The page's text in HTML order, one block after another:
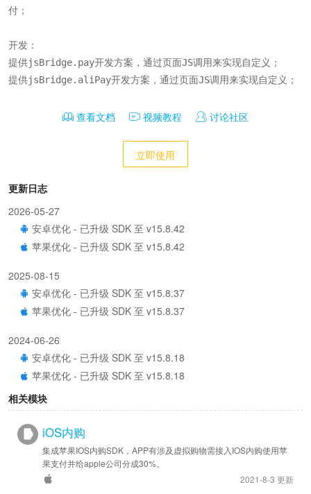
付；
开发：
提供jsBridge.pay开发方案，通过页面JS调用来实现自定义；
提供jsBridge.aliPay开发方案，通过页面JS调用来实现自定义；
查看文档 视频教程 讨论社区
立即使用
更新日志
2026-05-27
安卓优化 - 已升级 SDK 至 v15.8.42
苹果优化 - 已升级 SDK 至 v15.8.42
2025-08-15
安卓优化 - 已升级 SDK 至 v15.8.37
苹果优化 - 已升级 SDK 至 v15.8.37
2024-06-26
安卓优化 - 已升级 SDK 至 v15.8.18
苹果优化 - 已升级 SDK 至 v15.8.18
2023-06-26
安卓优化 - 已升级 SDK 至 v15.8.14
苹果优化 - 已升级 SDK 至 v15.8.14
2022-10-31
安卓优化 - 已升级 SDK 至 v15.8.11
相关模块
iOS内购
集成苹果IOS内购SDK，APP有涉及虚拟购物需接入IOS内购使用苹
果支付并给apple公司分成30%。
2021-8-3 更新